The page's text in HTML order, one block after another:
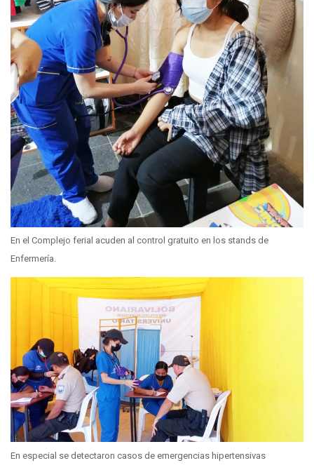
En el Complejo ferial acuden al control gratuito en los stands de
Enfermería.
En especial se detectaron casos de emergencias hipertensivas